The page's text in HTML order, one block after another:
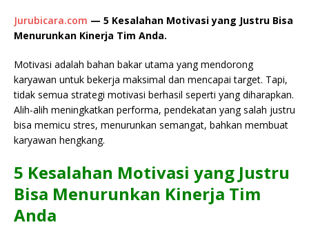
Jurubicara.com — 5 Kesalahan Motivasi yang Justru Bisa
Menurunkan Kinerja Tim Anda.
Motivasi adalah bahan bakar utama yang mendorong
karyawan untuk bekerja maksimal dan mencapai target. Tapi,
tidak semua strategi motivasi berhasil seperti yang diharapkan.
Alih-alih meningkatkan performa, pendekatan yang salah justru
bisa memicu stres, menurunkan semangat, bahkan membuat
karyawan hengkang.
5 Kesalahan Motivasi yang Justru
Bisa Menurunkan Kinerja Tim
Anda